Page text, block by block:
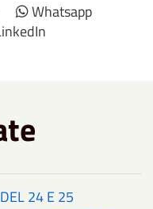
Whatsapp
24 E 25